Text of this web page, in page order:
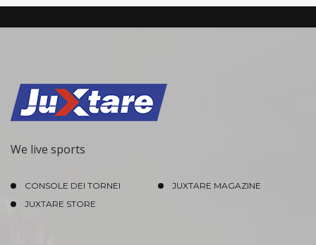
We live sports
CONSOLE DEI TORNEI
JUXTARE MAGAZINE
JUXTARE STORE